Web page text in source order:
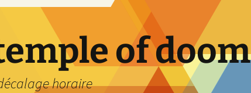
of doom
horaire